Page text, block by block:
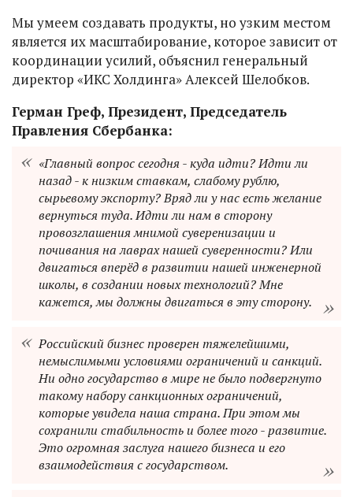
Мы умеем создавать продукты, но узким местом
является их масштабирование, которое зависит от
координации усилий, объяснил генеральный
директор «ИКС Холдинга» Алексей Шелобков.
Герман Греф, Президент, Председатель
Правления Сбербанка:
«Главный вопрос сегодня - куда идти? Идти ли
назад - к низким ставкам, слабому рублю,
сырьевому экспорту? Вряд ли у нас есть желание
вернуться туда. Идти ли нам в сторону
провозглашения мнимой суверенизации и
почивания на лаврах нашей суверенности? Или
двигаться вперёд в развитии нашей инженерной
школы, в создании новых технологий? Мне
кажется, мы должны двигаться в эту сторону.
Российский бизнес проверен тяжелейшими,
немыслимыми условиями ограничений и санкций.
Ни одно государство в мире не было подвергнуто
такому набору санкционных ограничений,
которые увидела наша страна. При этом мы
сохранили стабильность и более того - развитие.
Это огромная заслуга нашего бизнеса и его
взаимодействия с государством.